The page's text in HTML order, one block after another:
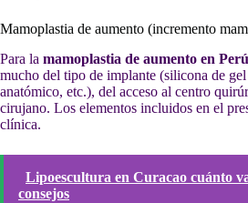
Mamoplastia de aumento (incremento
Para la mamoplastia de aumento en Perú
mucho del tipo de implante (silicona de
anatómico, etc.), del acceso al centro
cirujano. Los elementos incluidos en el
clínica.
Lipoescultura en Curacao cuánto
consejos